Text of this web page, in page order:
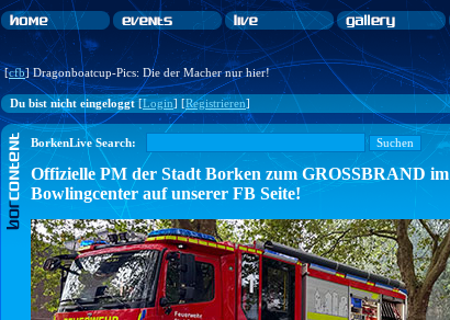
[cfb] Dragonboatcup-Pics: Die der Macher nur hier!
Du bist nicht eingeloggt[Login] [Registrieren]
BorkenLive Search:
Offizielle PM der Stadt Borken zum GROSSBRAND im
Bowlingcenter auf unserer FB Seite!